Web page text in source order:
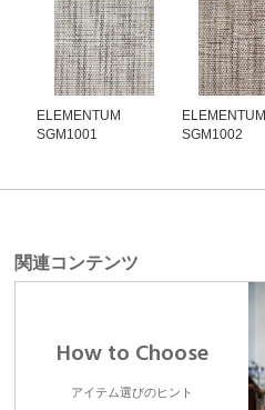
ELEMENTUM
SGM1001
ELEMENTUM
SGM1002
関連コンテンツ
How to Choose
アイテム選びのヒント